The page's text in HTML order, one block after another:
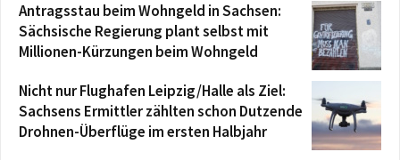
Antragsstau beim Wohngeld in Sachsen:
Sächsische Regierung plant selbst mit
Millionen-Kürzungen beim Wohngeld
Nicht nur Flughafen Leipzig/Halle als Ziel:
Sachsens Ermittler zählten schon Dutzende
Drohnen-Überflüge im ersten Halbjahr